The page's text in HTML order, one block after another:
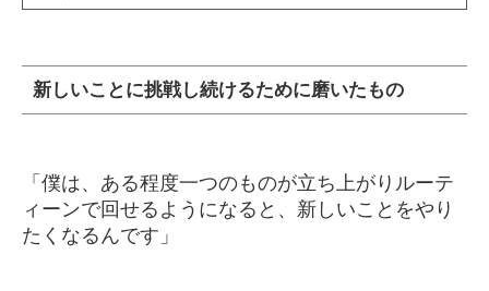
新しいことに挑戦し続けるために磨いたもの
「僕は、ある程度一つのものが立ち上がりルーテ
ィーンで回せるようになると、新しいことをやり
たくなるんです」